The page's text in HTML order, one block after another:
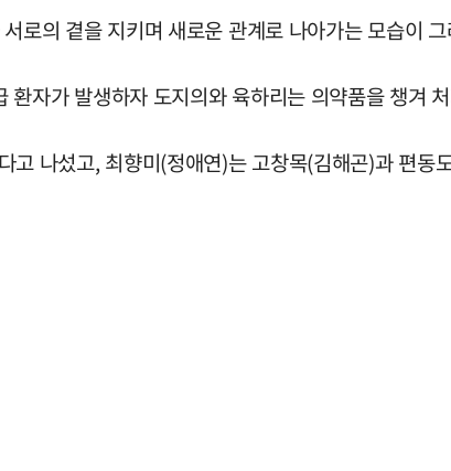
로의 곁을 지키며 새로운 관계로 나아가는 모습이
자가 발생하자 도지의와 육하리는 의약품을 챙겨
고 나섰고, 최향미(정애연)는 고창목(김해곤)과 편